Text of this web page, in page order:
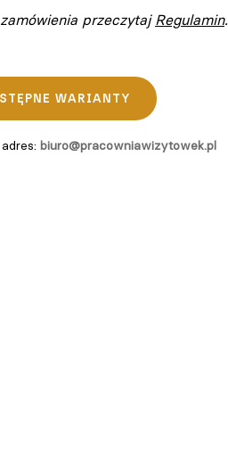
przeczytaj Regulamin.
WARIANTY
biuro@pracowniawizytowek.pl